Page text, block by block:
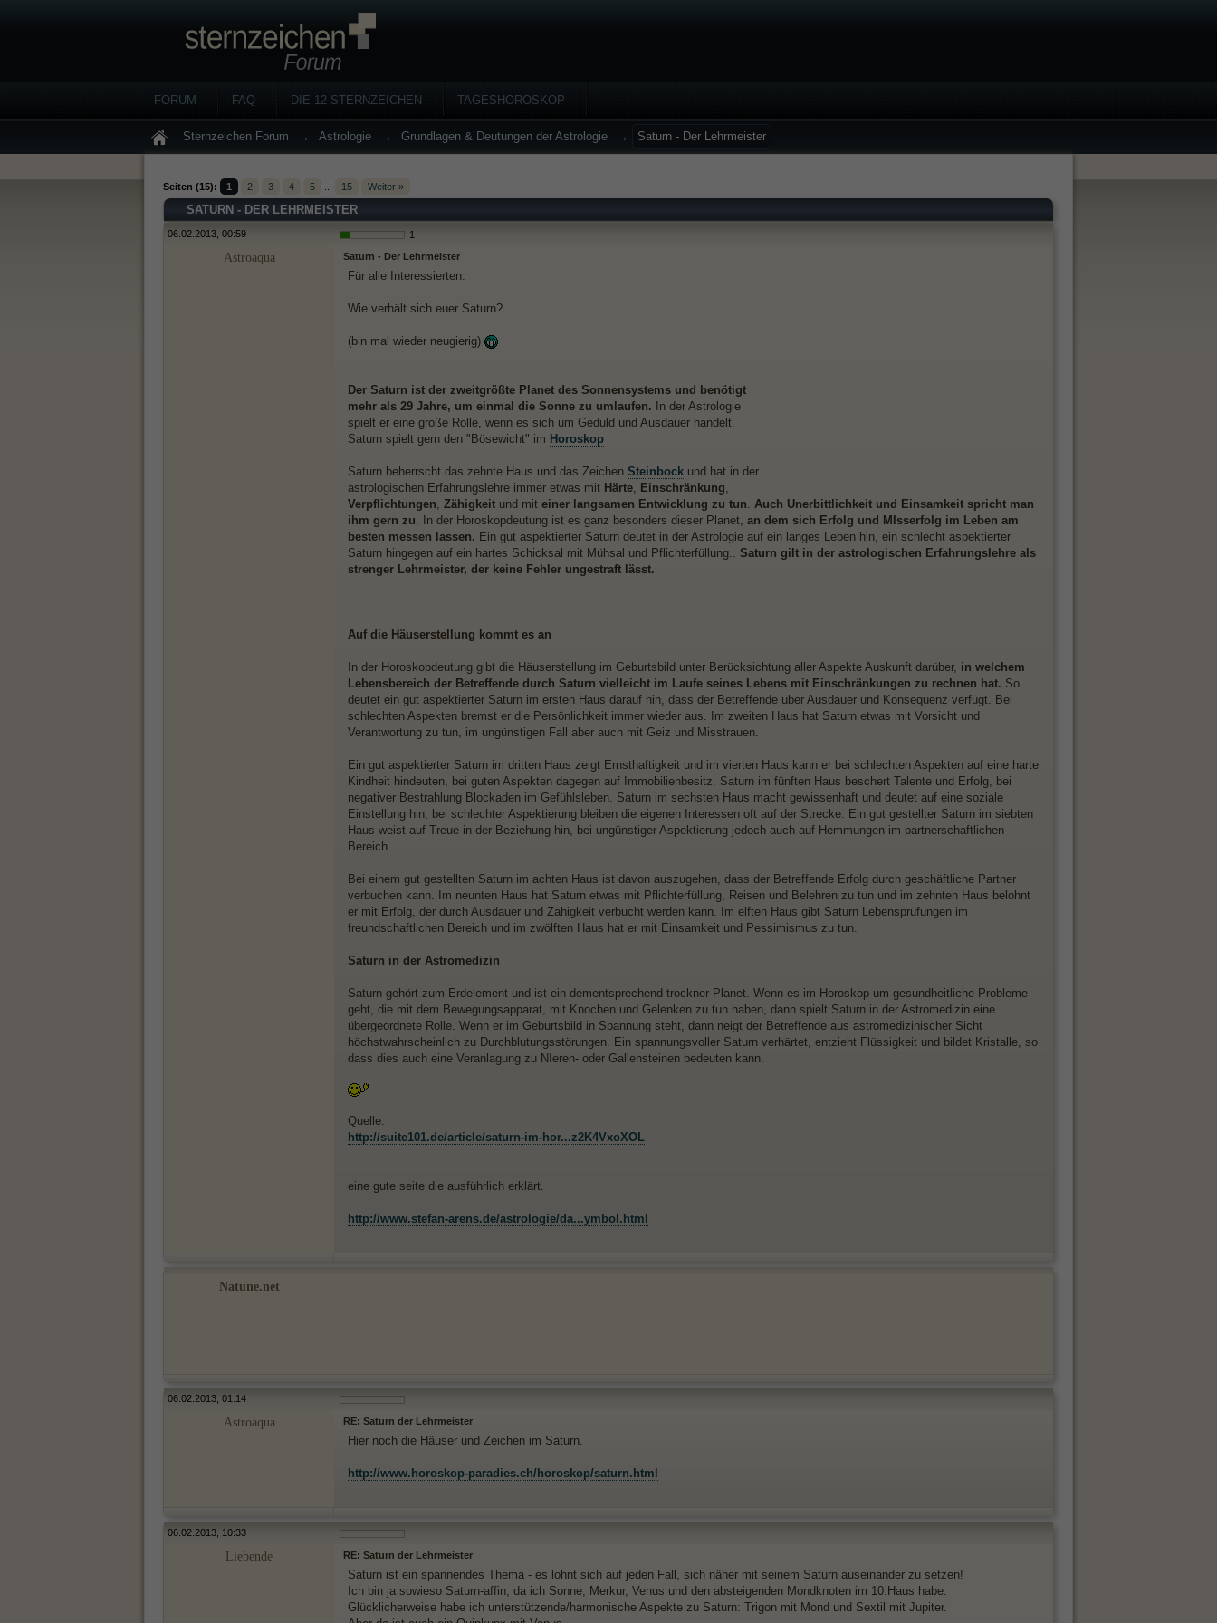
FORUM FAQ DIE 12 STERNZEICHEN TAGESHOROSKOP
Sternzeichen Forum → Astrologie → Grundlagen & Deutungen der Astrologie → Saturn - Der Lehrmeister
Seiten (15): 1 2 3 4 5 15 Weiter »
SATURN - DER LEHRMEISTER
06.02.2013, 00:59 1
Astroaqua Saturn - Der Lehrmeister
Für alle Interessierten.
Wie verhält sich euer Saturn?
(bin mal wieder neugierig)
Der Saturn ist der zweitgrößte Planet des Sonnensystems und benötigt
mehr als 29 Jahre, um einmal die Sonne zu umlaufen. In der Astrologie
spielt er eine große Rolle, wenn es sich um Geduld und Ausdauer handelt.
Saturn spielt gern den "Bösewicht" im Horoskop
Saturn beherrscht das zehnte Haus und das Zeichen Steinbock und hat in der
astrologischen Erfahrungslehre immer etwas mit Härte, Einschränkung,
Verpflichtungen, Zähigkeit und mit einer langsamen Entwicklung zu tun. Auch Unerbittlichkeit und Einsamkeit spricht man
ihm gern zu. In der Horoskopdeutung ist es ganz besonders dieser Planet, an dem sich Erfolg und MIsserfolg im Leben am
besten messen lassen. Ein gut aspektierter Saturn deutet in der Astrologie auf ein langes Leben hin, ein schlecht aspektierter
Saturn hingegen auf ein hartes Schicksal mit Mühsal und Pflichterfüllung.. Saturn gilt in der astrologischen Erfahrungslehre als
strenger Lehrmeister, der keine Fehler ungestraft lässt.
Auf die Häuserstellung kommt es an
In der Horoskopdeutung gibt die Häuserstellung im Geburtsbild unter Berücksichtung aller Aspekte Auskunft darüber, in welchem
Lebensbereich der Betreffende durch Saturn vielleicht im Laufe seines Lebens mit Einschränkungen zu rechnen hat. So
deutet ein gut aspektierter Saturn im ersten Haus darauf hin, dass der Betreffende über Ausdauer und Konsequenz verfügt. Bei
schlechten Aspekten bremst er die Persönlichkeit immer wieder aus. Im zweiten Haus hat Saturn etwas mit Vorsicht und
Verantwortung zu tun, im ungünstigen Fall aber auch mit Geiz und Misstrauen.
Ein gut aspektierter Saturn im dritten Haus zeigt Ernsthaftigkeit und im vierten Haus kann er bei schlechten Aspekten auf eine harte
Kindheit hindeuten, bei guten Aspekten dagegen auf Immobilienbesitz. Saturn im fünften Haus beschert Talente und Erfolg, bei
negativer Bestrahlung Blockaden im Gefühlsleben. Saturn im sechsten Haus macht gewissenhaft und deutet auf eine soziale
Einstellung hin, bei schlechter Aspektierung bleiben die eigenen Interessen oft auf der Strecke. Ein gut gestellter Saturn im siebten
Haus weist auf Treue in der Beziehung hin, bei ungünstiger Aspektierung jedoch auch auf Hemmungen im partnerschaftlichen
Bereich.
Bei einem gut gestellten Saturn im achten Haus ist davon auszugehen, dass der Betreffende Erfolg durch geschäftliche Partner
verbuchen kann. Im neunten Haus hat Saturn etwas mit Pflichterfüllung, Reisen und Belehren zu tun und im zehnten Haus belohnt
er mit Erfolg, der durch Ausdauer und Zähigkeit verbucht werden kann. Im elften Haus gibt Saturn Lebensprüfungen im
freundschaftlichen Bereich und im zwölften Haus hat er mit Einsamkeit und Pessimismus zu tun.
Saturn in der Astromedizin
Saturn gehört zum Erdelement und ist ein dementsprechend trockner Planet. Wenn es im Horoskop um gesundheitliche Probleme
geht, die mit dem Bewegungsapparat, mit Knochen und Gelenken zu tun haben, dann spielt Saturn in der Astromedizin eine
übergeordnete Rolle. Wenn er im Geburtsbild in Spannung steht, dann neigt der Betreffende aus astromedizinischer Sicht
höchstwahrscheinlich zu Durchblutungsstörungen. Ein spannungsvoller Saturn verhärtet, entzieht Flüssigkeit und bildet Kristalle, so
dass dies auch eine Veranlagung zu NIeren- oder Gallensteinen bedeuten kann.
Quelle:
http://suite101.de/article/saturn-im-hor...z2K4VxoXOL
eine gute seite die ausführlich erklärt.
http://www.stefan-arens.de/astrologie/da...ymbol.html
Natune.net
06.02.2013, 01:14
Astroaqua RE: Saturn der Lehrmeister
Hier noch die Häuser und Zeichen im Saturn.
http://www.horoskop-paradies.ch/horoskop/saturn.html
06.02.2013, 10:33
Liebende RE: Saturn der Lehrmeister
Saturn ist ein spannendes Thema - es lohnt sich auf jeden Fall, sich näher mit seinem Saturn auseinander zu setzen!
Ich bin ja sowieso Saturn-affin, da ich Sonne, Merkur, Venus und den absteigenden Mondknoten im 10.Haus habe.
Glücklicherweise habe ich unterstützende/harmonische Aspekte zu Saturn: Trigon mit Mond und Sextil mit Jupiter.